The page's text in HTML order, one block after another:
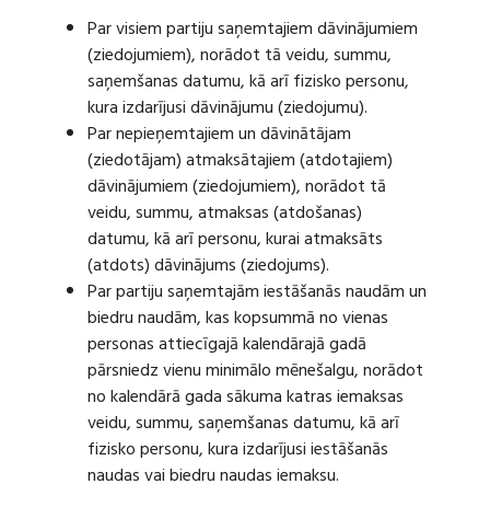
Par visiem partiju saņemtajiem dāvinājumiem
(ziedojumiem), norādot tā veidu, summu,
saņemšanas datumu, kā arī fizisko personu,
kura izdarījusi dāvinājumu (ziedojumu).
Par nepieņemtajiem un dāvinātājam
(ziedotājam) atmaksātajiem (atdotajiem)
dāvinājumiem (ziedojumiem), norādot tā
veidu, summu, atmaksas (atdošanas)
datumu, kā arī personu, kurai atmaksāts
(atdots) dāvinājums (ziedojums).
Par partiju saņemtajām iestāšanās naudām un
biedru naudām, kas kopsummā no vienas
personas attiecīgajā kalendārajā gadā
pārsniedz vienu minimālo mēnešalgu, norādot
no kalendārā gada sākuma katras iemaksas
veidu, summu, saņemšanas datumu, kā arī
fizisko personu, kura izdarījusi iestāšanās
naudas vai biedru naudas iemaksu.